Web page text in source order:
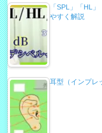
「SPL」「HL
やすく解説
耳型（インプレ